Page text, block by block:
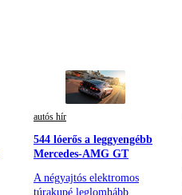
autós hír
544 lóerős a leggyengébb
Mercedes-AMG GT
A négyajtós elektromos
túrakupé leglomhább